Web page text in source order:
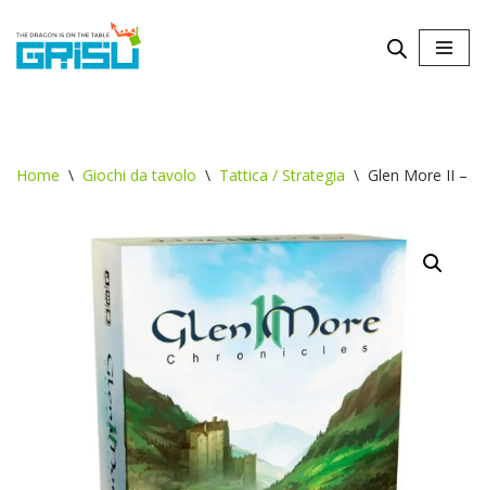
Vai
Home \ Giochi da tavolo \ Tattica / Strategia \ Glen More II –